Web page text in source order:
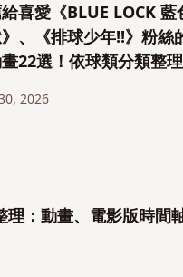
喜愛《BLUE LOCK 藍
、《排球少年!!》粉絲
22選！依球類分類整
2026
理：動畫、電影版時間